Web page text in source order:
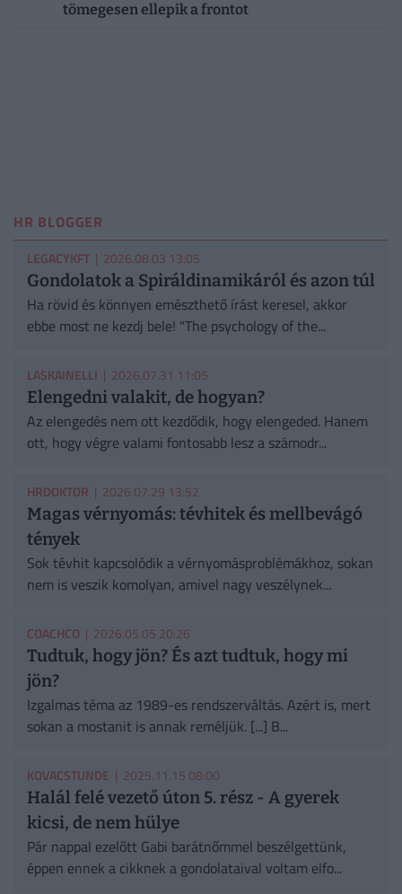
tömegesen ellepik a frontot
HR BLOGGER
LEGACYKFT | 2026.08.03 13:05
Gondolatok a Spiráldinamikáról és azon túl
Ha rövid és könnyen emészthető írást keresel, akkor
ebbe most ne kezdj bele! "The psychology of the...
LASKAINELLI | 2026.07.31 11:05
Elengedni valakit, de hogyan?
Az elengedés nem ott kezdődik, hogy elengeded. Hanem
ott, hogy végre valami fontosabb lesz a számodr...
HRDOKTOR | 2026.07.29 13:52
Magas vérnyomás: tévhitek és mellbevágó
tények
Sok tévhit kapcsolódik a vérnyomásproblémákhoz, sokan
nem is veszik komolyan, amivel nagy veszélynek...
COACHCO | 2026.05.05 20:26
Tudtuk, hogy jön? És azt tudtuk, hogy mi
jön?
Izgalmas téma az 1989-es rendszerváltás. Azért is, mert
sokan a mostanit is annak reméljük. [...] B...
KOVACSTUNDE | 2025.11.15 08:00
Halál felé vezető úton 5. rész - A gyerek
kicsi, de nem hülye
Pár nappal ezelőtt Gabi barátnőmmel beszélgettünk,
éppen ennek a cikknek a gondolataival voltam elfo...